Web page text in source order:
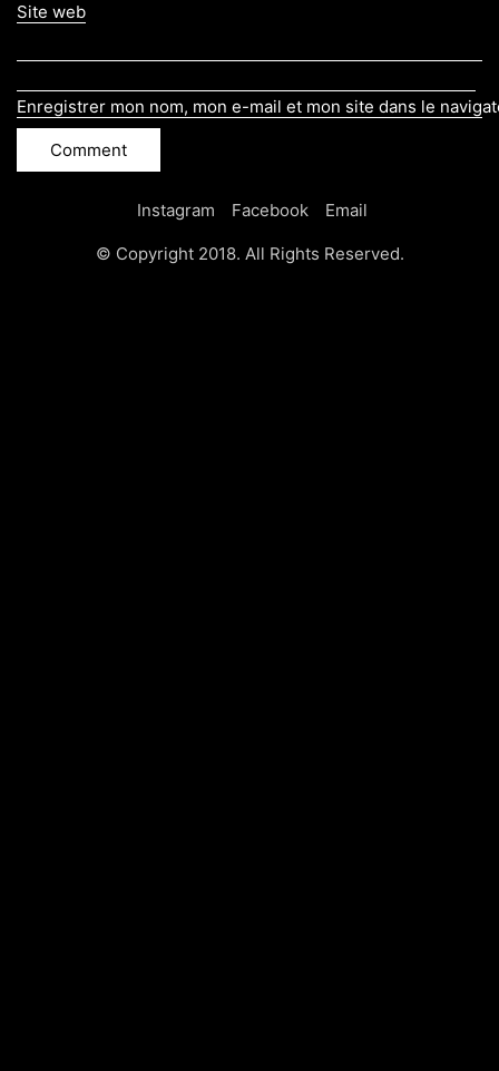
Site web
Enregistrer mon nom, mon e-mail et mon site dans le
Instagram Facebook Email
© Copyright 2018. All Rights Reserved.